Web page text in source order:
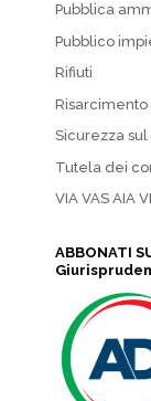
Pubblica
Pubblico
Rifiuti
Sicurezza
Tutela dei
VIA VAS AIA
ABBONATI